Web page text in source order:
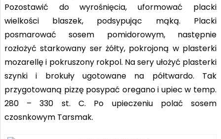
Pozostawić do wyrośnięcia, uformować placki
wielkości blaszek, podsypując mąką. Placki
posmarować sosem pomidorowym, następnie
rozłożyć starkowany ser żółty, pokrojoną w plasterki
mozarellę i pokruszony rokpol. Na sery ułożyć plasterki
szynki i brokuły ugotowane na półtwardo. Tak
przygotowaną pizzę posypać oregano i upiec w temp.
280 – 330 st. C. Po upieczeniu polać sosem
czosnkowym Tarsmak.